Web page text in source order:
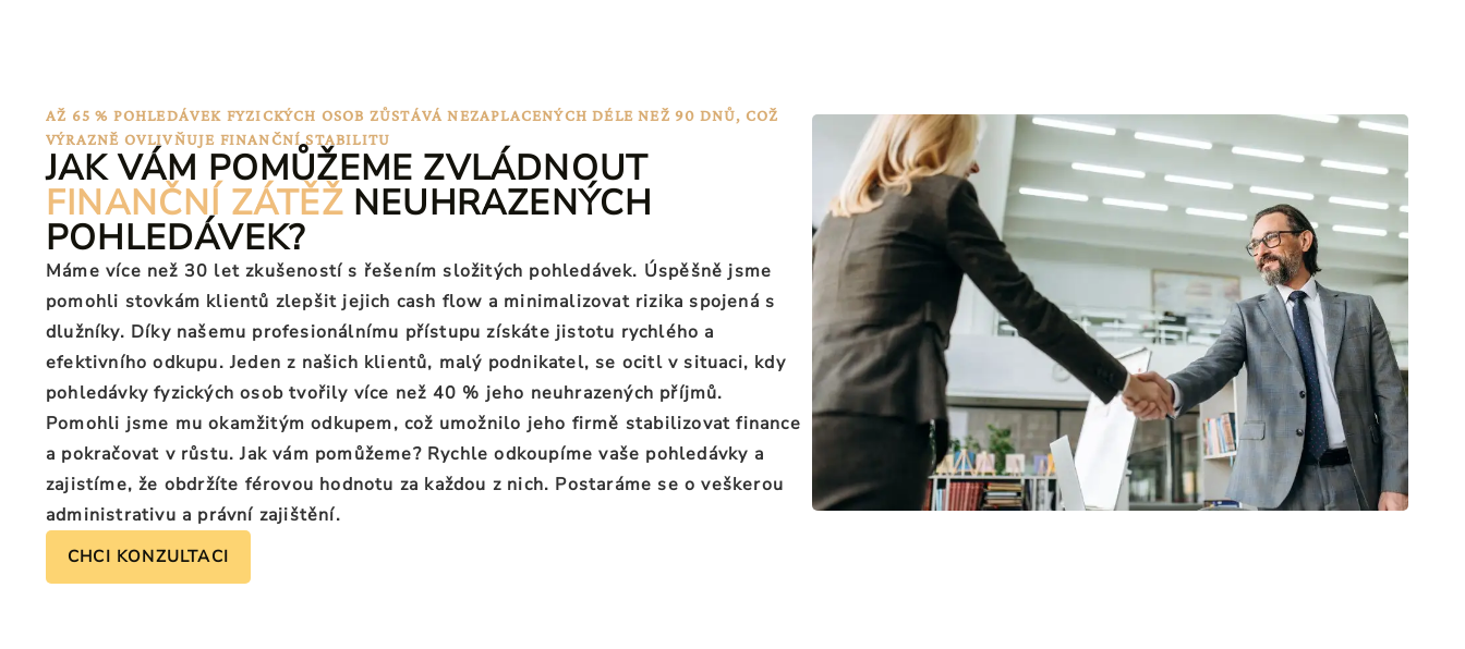
AŽ 65 % POHLEDÁVEK FYZICKÝCH OSOB ZŮSTÁVÁ NEZAPLACENÝCH DÉLE NEŽ 90 DNŮ, COŽ
VÝRAZNĚ OVLIVŇUJE FINANČNÍ STABILITU
JAK VÁM POMŮŽEME ZVLÁDNOUT
FINANČNÍ ZÁTĚŽNEUHRAZENÝCH
POHLEDÁVEK?
Máme více než 30 let zkušeností s řešením složitých pohledávek. Úspěšně jsme
pomohli stovkám klientů zlepšit jejich cash flow a minimalizovat rizika spojená s
dlužníky. Díky našemu profesionálnímu přístupu získáte jistotu rychlého a
efektivního odkupu. Jeden z našich klientů, malý podnikatel, se ocitl v situaci, kdy
pohledávky fyzických osob tvořily více než 40 % jeho neuhrazených příjmů.
Pomohli jsme mu okamžitým odkupem, což umožnilo jeho firmě stabilizovat finance
a pokračovat v růstu. Jak vám pomůžeme? Rychle odkoupíme vaše pohledávky a
zajistíme, že obdržíte férovou hodnotu za každou z nich. Postaráme se o veškerou
administrativu a právní zajištění.
CHCI KONZULTACI